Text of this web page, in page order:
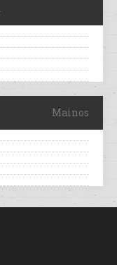
Mainos